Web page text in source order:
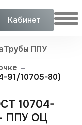
Кабинет
Трубы ППУ
91/10705-80)
10704-
ППУ ОЦ